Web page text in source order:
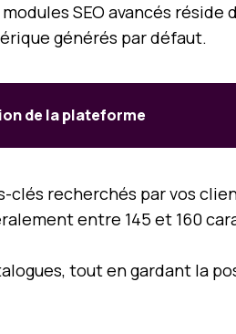
SEO avancés réside
générés par défaut.
de la plateforme
clés recherchés par vos
entre 145 et 160
tout en gardant la